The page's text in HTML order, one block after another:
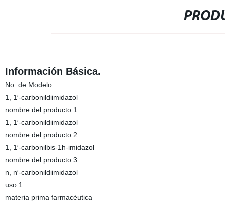
Información Básica.
No. de Modelo.
1, 1′-carbonildiimidazol
nombre del producto 1
1, 1′-carbonildiimidazol
nombre del producto 2
1, 1′-carbonilbis-1h-imidazol
nombre del producto 3
n, n′-carbonildiimidazol
uso 1
materia prima farmacéutica